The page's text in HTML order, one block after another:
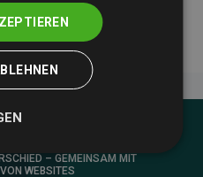
Ansatzes.
– GEMEINSAM MIT
WEBSITES